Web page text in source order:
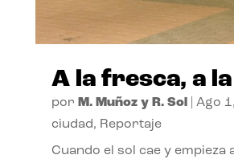
A la fresca, a
por M. Muñoz y R. Sol| Ago
ciudad, Reportaje
Cuando el sol cae y empieza